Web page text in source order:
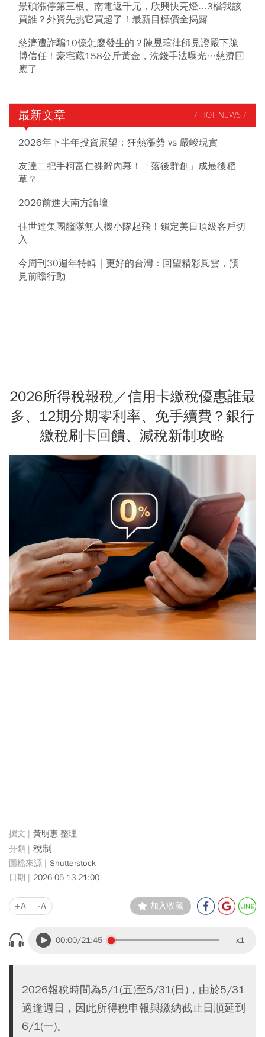
景碩漲停第三根、南電返千元，欣興快亮燈...3檔我該
買誰？外資先挑它買超了！最新目標價全揭露
慈濟遭詐騙10億怎麼發生的？陳昱瑄律師見證嚴下跪
博信任！豪宅藏158公斤黃金，洗錢手法曝光…慈濟回
應了
最新文章 / HOT NEWS /
2026年下半年投資展望：狂熱漲勢 vs 嚴峻現實
友達二把手柯富仁裸辭內幕！「落後群創」成最後稻
草？
2026前進大南方論壇
佳世達集團艦隊無人機小隊起飛！鎖定美日頂級客戶切
入
今周刊30週年特輯｜更好的台灣：回望精彩風雲，預
見前瞻行動
2026所得稅報稅／信用卡繳稅優惠誰最
多、12期分期零利率、免手續費？銀行
繳稅刷卡回饋、減稅新制攻略
黃明惠 整理
稅制
Shutterstock
2026-05-13 21:00
+A -A 加入收藏
00:00/21:45 x1
2026報稅時間為5/1(五)至5/31(日)，由於5/31
適逢週日，因此所得稅申報與繳納截止日順延到
6/1(一)。